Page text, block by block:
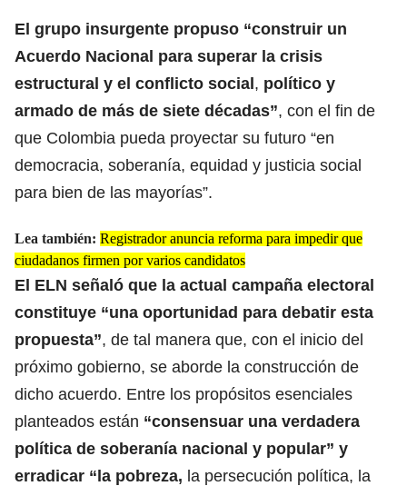
El grupo insurgente propuso “construir un
Acuerdo Nacional para superar la crisis
estructural y el conflicto social, político y
armado de más de siete décadas”, con el fin de
que Colombia pueda proyectar su futuro “en
democracia, soberanía, equidad y justicia social
para bien de las mayorías”.
Lea también: Registrador anuncia reforma para impedir que
ciudadanos firmen por varios candidatos
El ELN señaló que la actual campaña electoral
constituye “una oportunidad para debatir esta
propuesta”, de tal manera que, con el inicio del
próximo gobierno, se aborde la construcción de
dicho acuerdo. Entre los propósitos esenciales
planteados están “consensuar una verdadera
política de soberanía nacional y popular” y
erradicar “la pobreza, la persecución política, la